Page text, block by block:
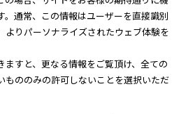
。通常、この情報はユーザーを直接識別
よりパーソナライズされたウェブ体験を
ますと、更なる情報をご覧頂け、全ての
もののみの許可しないことを選択いただ